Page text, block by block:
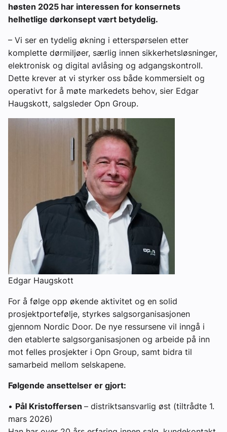
høsten 2025 har interessen for konsernets
helhetlige dørkonsept vært betydelig.
– Vi ser en tydelig økning i etterspørselen etter
komplette dørmiljøer, særlig innen sikkerhetsløsninger,
elektronisk og digital avlåsing og adgangskontroll.
Dette krever at vi styrker oss både kommersielt og
operativt for å møte markedets behov, sier Edgar
Haugskott, salgsleder Opn Group.
Edgar Haugskott
For å følge opp økende aktivitet og en solid
prosjektportefølje, styrkes salgsorganisasjonen
gjennom Nordic Door. De nye ressursene vil inngå i
den etablerte salgsorganisasjonen og arbeide på inn
mot felles prosjekter i Opn Group, samt bidra til
samarbeid mellom selskapene.
Følgende ansettelser er gjort:
• Pål Kristoffersen – distriktsansvarlig øst (tiltrådte 1.
mars 2026)